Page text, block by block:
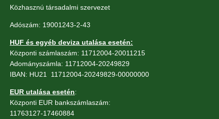
Közhasznú társadalmi szervezet
Adószám: 19001243-2-43
HUF és egyéb deviza utalása esetén:
Központi számlaszám: 11712004-20011215
Adományszámla: 11712004-20249829
IBAN: HU21 11712004-20249829-00000000
EUR utalása esetén:
Központi EUR bankszámlaszám:
11763127-17460884